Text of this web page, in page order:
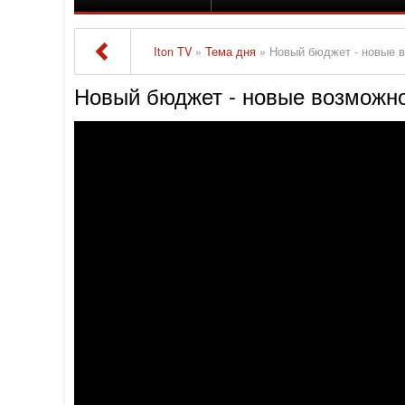
Iton TV »Тема дня » Новый бюджет - новые
Новый бюджет - новые